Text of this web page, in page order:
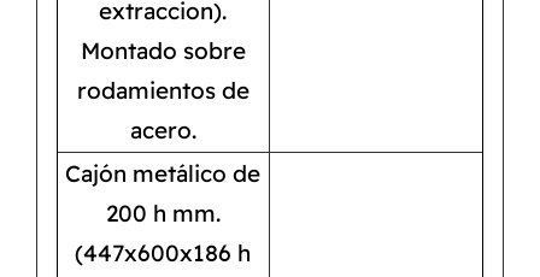
extraccion).
Montado sobre
rodamientos de
acero.
Cajón metálico de
200 h mm.
(447x600x186 h